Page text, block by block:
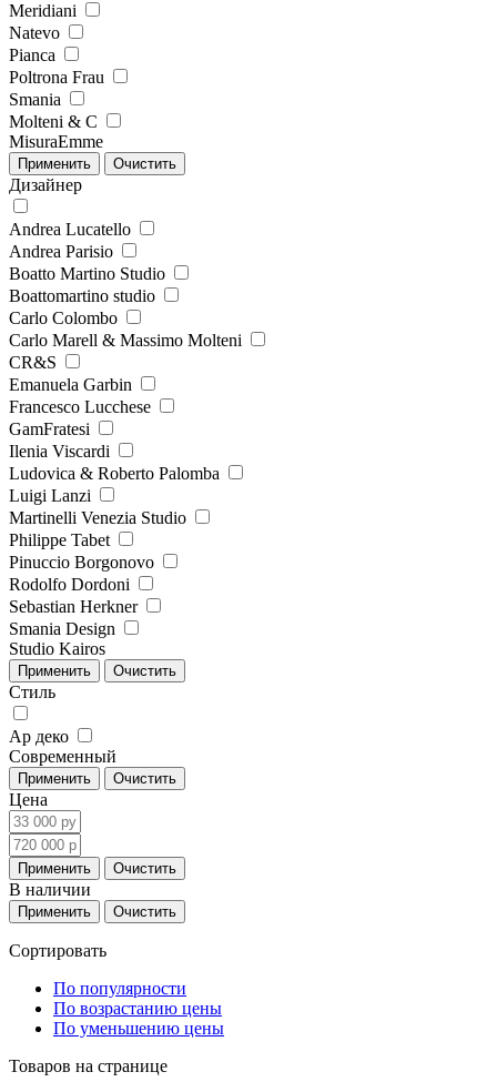
Meridiani
Natevo
Pianca
Poltrona Frau
Smania
Molteni & C
MisuraEmme
Дизайнер
Andrea Lucatello
Andrea Parisio
Boatto Martino Studio
Boattomartino studio
Carlo Colombo
Carlo Marell & Massimo Molteni
CR&S
Emanuela Garbin
Francesco Lucchese
GamFratesi
Ilenia Viscardi
Ludovica & Roberto Palomba
Luigi Lanzi
Martinelli Venezia Studio
Philippe Tabet
Pinuccio Borgonovo
Rodolfo Dordoni
Sebastian Herkner
Smania Design
Studio Kairos
Стиль
Ар деко
Современный
Цена
В наличии
Сортировать
По популярности
По возрастанию цены
По уменьшению цены
Товаров на странице